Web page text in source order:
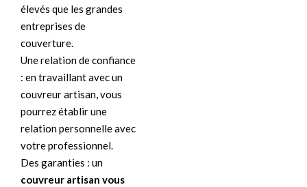
élevés que les grandes
entreprises de
couverture.
Une relation de confiance
: en travaillant avec un
couvreur artisan, vous
pourrez établir une
relation personnelle avec
votre professionnel.
Des garanties : un
couvreur artisan vous